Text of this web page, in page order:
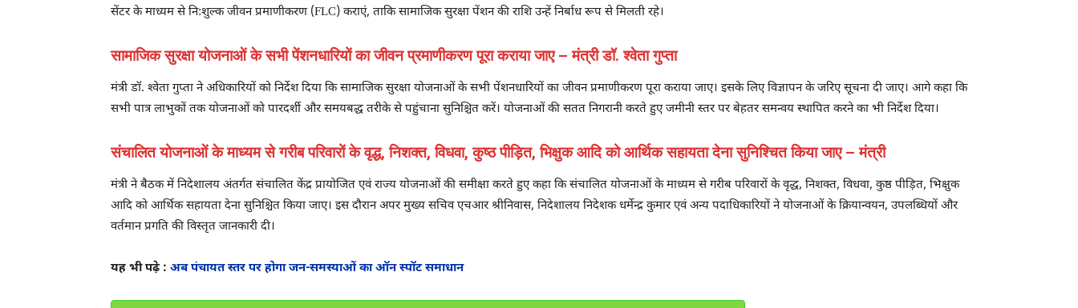
सेंटर के माध्यम से नि:शुल्क जीवन प्रमाणीकरण (FLC) कराएं, ताकि सामाजिक सुरक्षा पेंशन की राशि उन्हें निर्बाध रूप से मिलती रहे।
सामाजिक सुरक्षा योजनाओं के सभी पेंशनधारियों का जीवन प्रमाणीकरण पूरा कराया जाए – मंत्री डॉ. श्‍वेता गुप्‍ता
मंत्री डॉ. श्‍वेता गुप्‍ता ने अधिकारियों को निर्देश दिया कि सामाजिक सुरक्षा योजनाओं के सभी पेंशनधारियों का जीवन प्रमाणीकरण पूरा कराया जाए। इसके लिए विज्ञापन के जरिए सूचना दी जाए। आगे कहा कि
सभी पात्र लाभुकों तक योजनाओं को पारदर्शी और समयबद्ध तरीके से पहुंचाना सुनिश्चित करें। योजनाओं की सतत निगरानी करते हुए जमीनी स्तर पर बेहतर समन्वय स्थापित करने का भी निर्देश दिया।
संचालित योजनाओं के माध्यम से गरीब परिवारों के वृद्ध, निशक्त, विधवा, कुष्ठ पीड़ित, भिक्षुक आदि को आर्थिक सहायता देना सुनिश्चित किया जाए – मंत्री
मंत्री ने बैठक में निदेशालय अंतर्गत संचालित केंद्र प्रायोजित एवं राज्य योजनाओं की समीक्षा करते हुए कहा कि संचालित योजनाओं के माध्यम से गरीब परिवारों के वृद्ध, निशक्त, विधवा, कुष्ठ पीड़ित, भिक्षुक
आदि को आर्थिक सहायता देना सुनिश्चित किया जाए। इस दौरान अपर मुख्य सचिव एचआर श्रीनिवास, निदेशालय निदेशक धर्मेन्द्र कुमार एवं अन्य पदाधिकारियों ने योजनाओं के क्रियान्वयन, उपलब्धियों और
वर्तमान प्रगति की विस्तृत जानकारी दी।
यह भी पढ़े : अब पंचायत स्तर पर होगा जन-समस्याओं का ऑन स्पॉट समाधान